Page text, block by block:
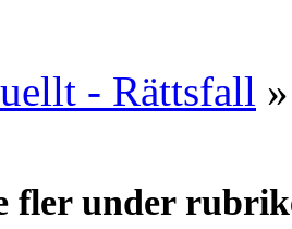
- Rättsfall
fler under